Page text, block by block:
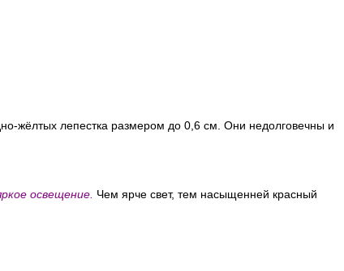
жёлтых лепестка размером до 0,6 см. Они недолговечны и
освещение. Чем ярче свет, тем насыщенней красный